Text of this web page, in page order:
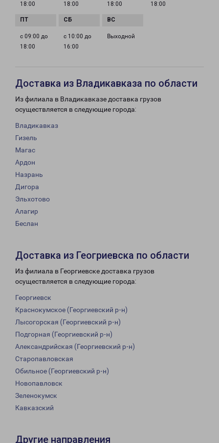
18:00
18:00
18:00
18:00
с 09:00 до
18:00
с 10:00 до
16:00
Выходной
Доставка из Владикавказа по области
Из филиала в Владикавказе доставка грузов
осуществляется в следующие города:
Владикавказ
Гизель
Магас
Ардон
Назрань
Дигора
Эльхотово
Алагир
Беслан
Доставка из Геогриевска по области
Из филиала в Георгиевске доставка грузов
осуществляется в следующие города:
Георгиевск
Краснокумское (Георгиевский р-н)
Лысогорская (Георгиевский р-н)
Подгорная (Георгиевский р-н)
Александрийская (Георгиевский р-н)
Старопавловская
Обильное (Георгиевский р-н)
Новопавловск
Зеленокумск
Кавказский
Другие направления